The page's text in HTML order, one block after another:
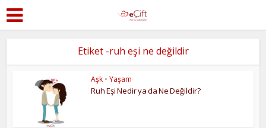
Etiket -ruh eşi ne değildir
Aşk • Yaşam
Ruh Eşi Nedir ya da Ne Değildir?